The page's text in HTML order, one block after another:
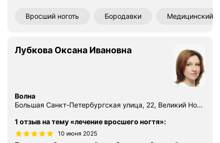
Вросший ноготь Бородавки Медицинский
Лубкова Оксана Ивановна
Волна
Большая Санкт-Петербургская улица, 22, Великий Новгород
1 отзыв на тему «лечение вросшего ногтя»:
10 июня 2025